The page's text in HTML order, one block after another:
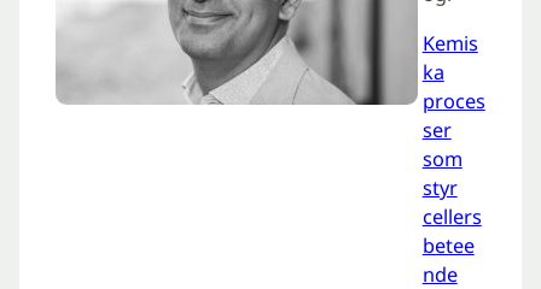
Kemis
ka
proces
ser
som
styr
cellers
betee
nde